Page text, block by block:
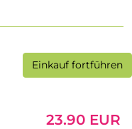
Einkauf fortführen
23.90 EUR